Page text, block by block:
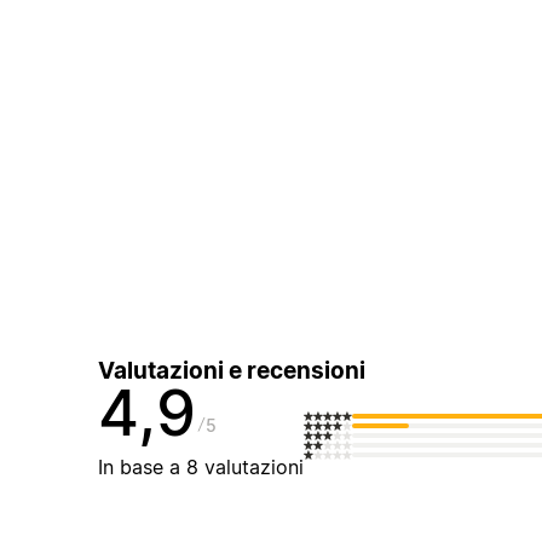
Valutazioni e recensioni
4,9 5
In base a 8 valutazioni